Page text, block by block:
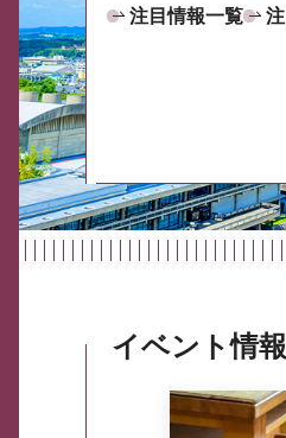
注目情報一覧
イベント情報